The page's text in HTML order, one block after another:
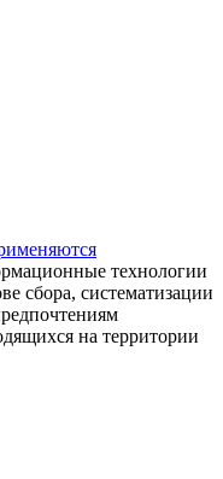
технологии
сбора, систематизации
на территории